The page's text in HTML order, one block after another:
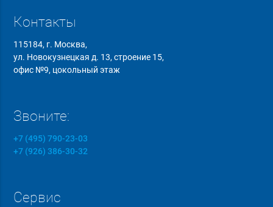
Контакты
115184, г. Москва,
ул. Новокузнецкая д. 13, строение 15,
офис №9, цокольный этаж
Звоните:
+7 (495) 790-23-03
+7 (926) 386-30-32
Сервис